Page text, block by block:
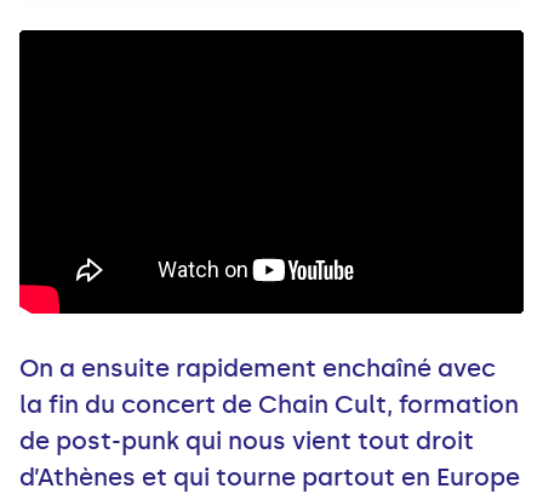
On a ensuite rapidement enchaîné avec
la fin du concert de Chain Cult, formation
de post-punk qui nous vient tout droit
d’Athènes et qui tourne partout en Europe